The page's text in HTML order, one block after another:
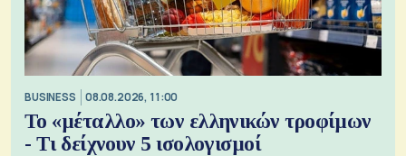
BUSINESS 08.08.2026, 11:00
Το «μέταλλο» των ελληνικών τροφίμων
- Τι δείχνουν 5 ισολογισμοί